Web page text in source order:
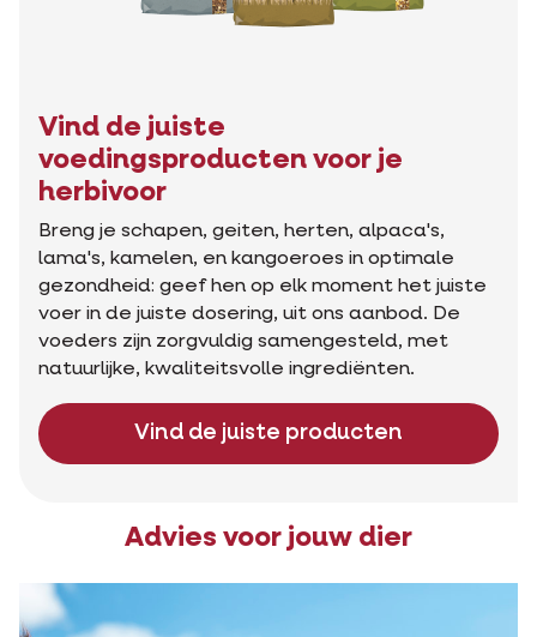
Vind de juiste
voedingsproducten voor je
herbivoor
Breng je schapen, geiten, herten, alpaca's,
lama's, kamelen, en kangoeroes in optimale
gezondheid: geef hen op elk moment het juiste
voer in de juiste dosering, uit ons aanbod. De
voeders zijn zorgvuldig samengesteld, met
natuurlijke, kwaliteitsvolle ingrediënten.
Vind de juiste producten
Advies voor jouw dier